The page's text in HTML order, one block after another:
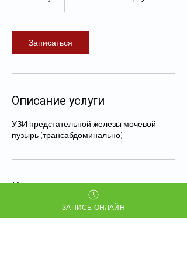
и
н
у
Записаться
Описание услуги
УЗИ предстательной железы мочевой
пузырь (трансабдоминально)
Контакты
+7(701) 453 0228
info@mezer.kz
ЗАПИСЬ ОНЛАЙН